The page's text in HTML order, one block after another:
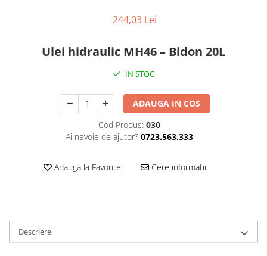
Convertizoare de Cuplu
Sisteme Balkancar
Sistem Directie
Capete de Bară Motostivuitor
Cilindrii Directie
Pivoți Direcție
Sistem Electric
244,03 Lei
Ulei hidraulic MH46 – Bidon 20L
IN STOC
ADAUGA IN COS
Cod Produs: 030
Ai nevoie de ajutor? 0723.563.333
Adauga la Favorite Cere informatii
Descriere